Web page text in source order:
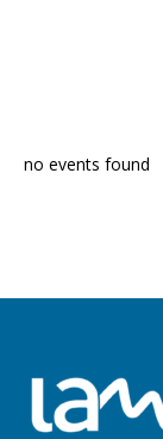
no events found